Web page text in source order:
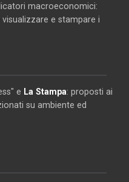
macroeconomici:
e stampare i
e La Stampa: proposti ai
su ambiente ed